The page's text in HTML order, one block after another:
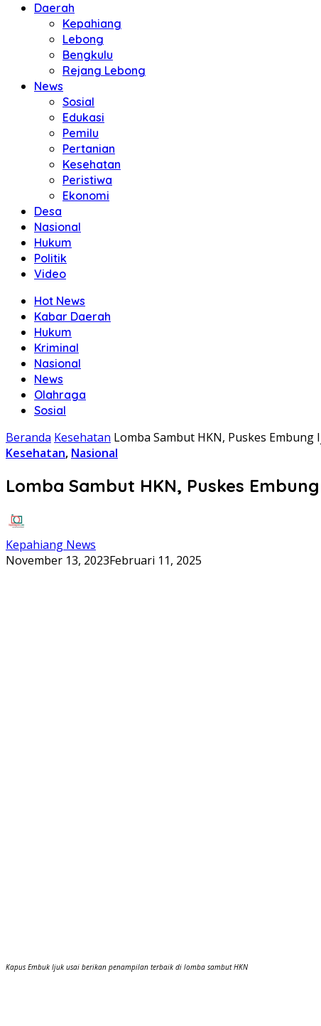
Daerah
Kepahiang
Lebong
Bengkulu
Rejang Lebong
News
Sosial
Edukasi
Pemilu
Pertanian
Kesehatan
Peristiwa
Ekonomi
Desa
Nasional
Hukum
Politik
Video
Hot News
Kabar Daerah
Hukum
Kriminal
Nasional
News
Olahraga
Sosial
Beranda Kesehatan Lomba Sambut HKN, Puskes
Kesehatan, Nasional
Lomba Sambut HKN, Puskes
Kepahiang News
November 13, 2023Februari 11, 2025
Kapus Embuk Ijuk usai berikan penampilan terbaik di lomba sambut HKN